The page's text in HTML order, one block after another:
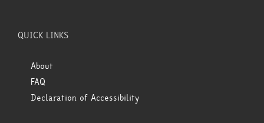
QUICK LINKS
About
FAQ
Declaration of Accessibility